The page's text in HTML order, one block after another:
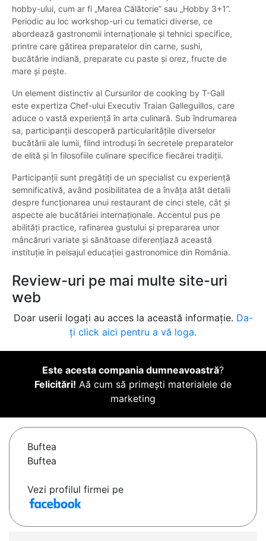
hobby-ului, cum ar fi „Marea Călătorie” sau „Hobby 3+1”.
Periodic au loc workshop-uri cu tematici diverse, ce
abordează gastronomii internaționale și tehnici specifice,
printre care gătirea preparatelor din carne, sushi,
bucătărie indiană, preparate cu paste și orez, fructe de
mare și pește.
Un element distinctiv al Cursurilor de cooking by T-Gall
este expertiza Chef-ului Executiv Traian Galleguillos, care
aduce o vastă experiență în arta culinară. Sub îndrumarea
sa, participanții descoperă particularitățile diverselor
bucătării ale lumii, fiind introduși în secretele preparatelor
de elită și în filosofiile culinare specifice fiecărei tradiții.
Participanții sunt pregătiți de un specialist cu experiență
semnificativă, având posibilitatea de a învăța atât detalii
despre funcționarea unui restaurant de cinci stele, cât și
aspecte ale bucătăriei internaționale. Accentul pus pe
abilități practice, rafinarea gustului și prepararea unor
mâncăruri variate și sănătoase diferențiază această
instituție în peisajul educației gastronomice din România.
Review-uri pe mai multe site-uri
web
Doar userii logați au acces la această informație. Da-
ți click aici pentru a vă loga.
Este acesta compania dumneavoastră?
Felicitări! Aă cum să primești materialele de
marketing
Buftea
Buftea
Vezi profilul firmei pe